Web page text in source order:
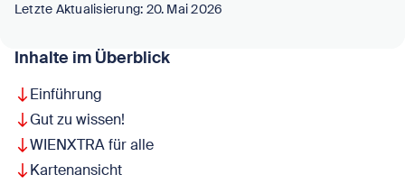
Letzte Aktualisierung: 20. Mai 2026
Inhalte im Überblick
Einführung
Gut zu wissen!
WIENXTRA für alle
Kartenansicht